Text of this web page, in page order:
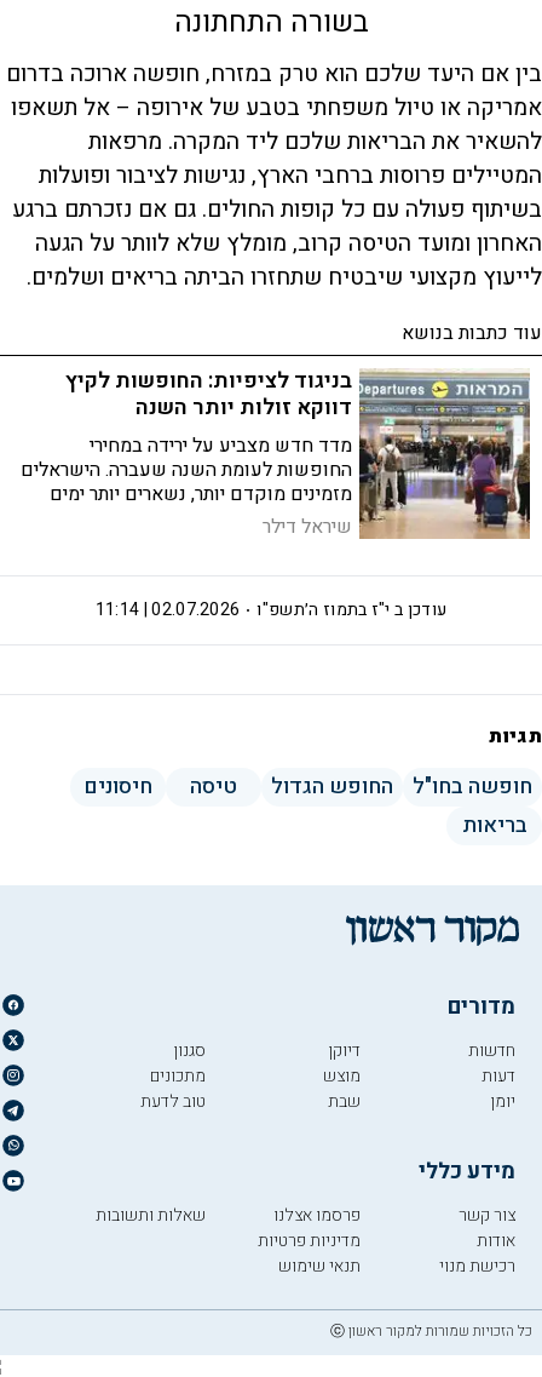
בשורה התחתונה
בין אם היעד שלכם הוא טרק במזרח, חופשה ארוכה בדרום
אמריקה או טיול משפחתי בטבע של אירופה – אל תשאפו
להשאיר את הבריאות שלכם ליד המקרה. מרפאות
המטיילים פרוסות ברחבי הארץ, נגישות לציבור ופועלות
בשיתוף פעולה עם כל קופות החולים. גם אם נזכרתם ברגע
האחרון ומועד הטיסה קרוב, מומלץ שלא לוותר על הגעה
לייעוץ מקצועי שיבטיח שתחזרו הביתה בריאים ושלמים.
עוד כתבות בנושא
בניגוד לציפיות: החופשות לקיץ
דווקא זולות יותר השנה
מדד חדש מצביע על ירידה במחירי
החופשות לעומת השנה שעברה. הישראלים
מזמינים מוקדם יותר, נשארים יותר ימים
ומעדיפים מלונות ברמה גבוהה יותר
שיראל דילר
י"ז בתמוז ה׳תשפ"ו 02.07.2026 | 11:14 עודכן ב
תגיות
חופשה בחו"ל החופש הגדול טיסה
חיסונים
בריאות
מדורים
חדשות
דעות
יומן
דיוקן
מוצש
שבת
סגנון
מתכונים
טוב לדעת
מידע כללי
צור קשר
אודות
רכישת מנוי
פרסמו אצלנו
מדיניות פרטיות
תנאי שימוש
שאלות ותשובות
כל הזכויות שמורות למקור ראשון ⓒ